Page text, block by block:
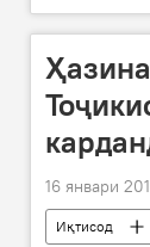
Вазорати
16 январи
Иқтисод